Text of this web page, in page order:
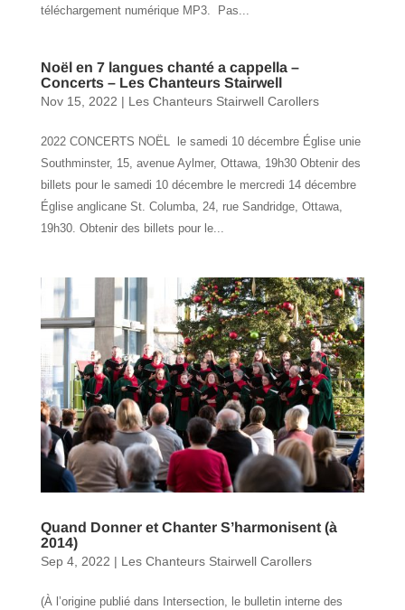
téléchargement numérique MP3. Pas...
Noël en 7 langues chanté a cappella –
Concerts – Les Chanteurs Stairwell
Nov 15, 2022 | Les Chanteurs Stairwell Carollers
2022 CONCERTS NOËL le samedi 10 décembre Église unie
Southminster, 15, avenue Aylmer, Ottawa, 19h30 Obtenir des
billets pour le samedi 10 décembre le mercredi 14 décembre
Église anglicane St. Columba, 24, rue Sandridge, Ottawa,
19h30. Obtenir des billets pour le...
Quand Donner et Chanter S’harmonisent (à
2014)
Sep 4, 2022 | Les Chanteurs Stairwell Carollers
(À l’origine publié dans Intersection, le bulletin interne des